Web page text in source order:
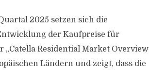
2025 setzen sich die
der Kaufpreise für
Residential Market Overview
Ländern und zeigt, dass die